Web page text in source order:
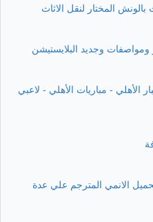
المختار لنقل الاثاث
ومواصفات وجديد البلايستيشن
الأهلي - مباريات الأهلي - لاعبي
الانمي المترجم علي عدة